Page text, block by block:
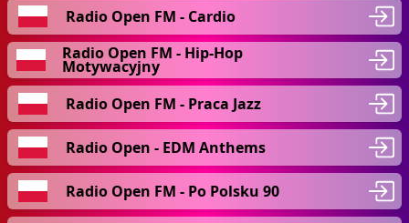
Radio Open FM - Cardio
Radio Open FM - Hip-Hop
Motywacyjny
Radio Open FM - Praca Jazz
Radio Open - EDM Anthems
Radio Open FM - Po Polsku 90